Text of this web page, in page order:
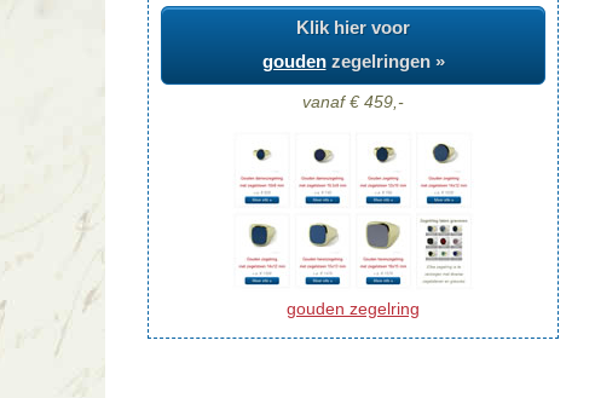
Klik hier voor
goudenzegelringen »
vanaf € 459,-
gouden zegelring